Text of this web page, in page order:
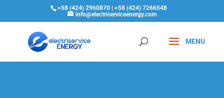
+58 (424) 2960870 | +58 (424) 7266548
info@electriserviceenergy.com